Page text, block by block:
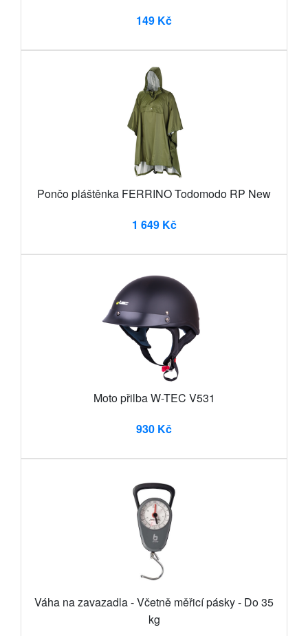
149 Kč
Pončo pláštěnka FERRINO Todomodo RP New
1 649 Kč
Moto přilba W-TEC V531
930 Kč
Váha na zavazadla - Včetně měřicí pásky - Do 35
kg